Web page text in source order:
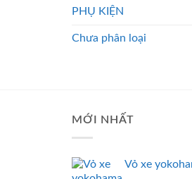
PHỤ KIỆN
Chưa phân loại
MỚI NHẤT
Vỏ xe